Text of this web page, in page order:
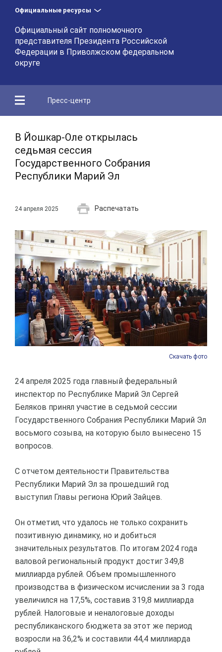
Официальные ресурсы
Официальный сайт полномочного
представителя Президента Российской
Федерации в Приволжском федеральном
округе
Пресс-центр
В Йошкар-Оле открылась
седьмая сессия
Государственного Собрания
Республики Марий Эл
24 апреля 2025 Распечатать
Скачать фото
24 апреля 2025 года главный федеральный
инспектор по Республике Марий Эл Сергей
Беляков принял участие в седьмой сессии
Государственного Собрания Республики Марий Эл
восьмого созыва, на которую было вынесено 15
вопросов.
С отчетом деятельности Правительства
Республики Марий Эл за прошедший год
выступил Главы региона Юрий Зайцев.
Он отметил, что удалось не только сохранить
позитивную динамику, но и добиться
значительных результатов. По итогам 2024 года
валовой региональный продукт достиг 349,8
миллиарда рублей. Объем промышленного
производства в физическом исчислении за 3 года
увеличился на 17,5%, составив 319,8 миллиарда
рублей. Налоговые и неналоговые доходы
республиканского бюджета за этот же период
возросли на 36,2% и составили 44,4 миллиарда